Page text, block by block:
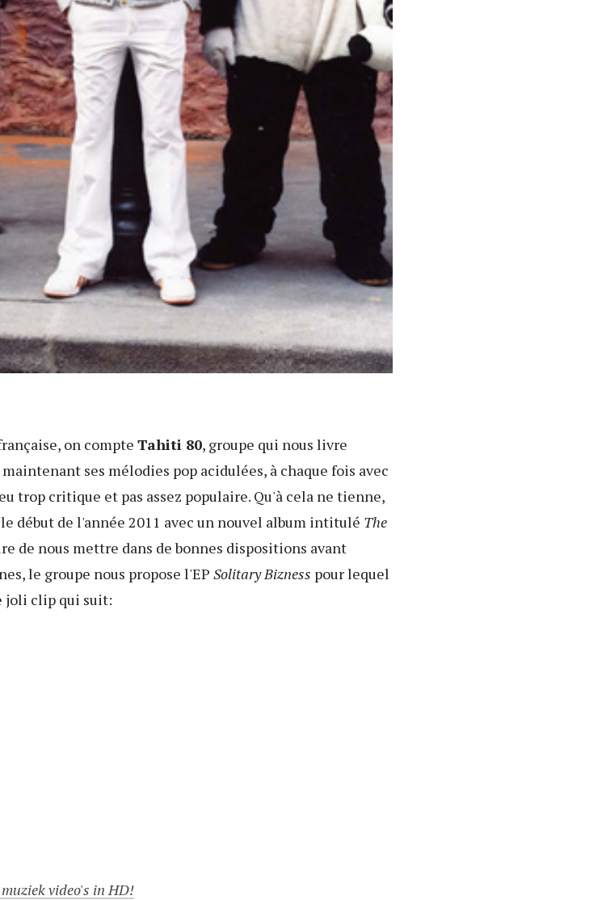
on compte Tahiti 80, groupe qui nous livre
ses mélodies pop acidulées, à chaque fois avec
trop critique et pas assez populaire. Qu'à cela ne tienne,
début de l'année 2011 avec un nouvel album intitulé The
de nous mettre dans de bonnes dispositions avant
le groupe nous propose l'EP Solitary Bizness pour lequel
joli clip qui suit:
video's in HD!